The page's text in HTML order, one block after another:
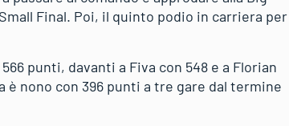
Final. Poi, il quinto podio in carriera per
punti, davanti a Fiva con 548 e a Florian
è nono con 396 punti a tre gare dal termine